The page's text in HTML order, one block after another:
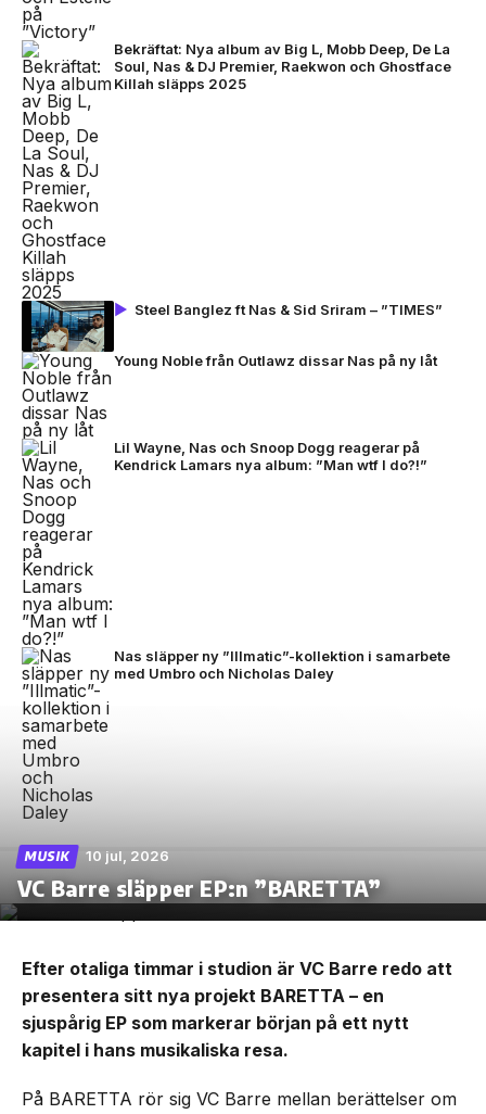
Bekräftat: Nya album av Big L, Mobb Deep, De La
Soul, Nas & DJ Premier, Raekwon och Ghostface
Killah släpps 2025
Steel Banglez ft Nas & Sid Sriram – ”TIMES”
Young Noble från Outlawz dissar Nas på ny låt
Lil Wayne, Nas och Snoop Dogg reagerar på
Kendrick Lamars nya album: ”Man wtf I do?!”
Nas släpper ny ”Illmatic”-kollektion i samarbete
med Umbro och Nicholas Daley
MUSIK 10 jul, 2026
VC Barre släpper EP:n ”BARETTA”
Efter otaliga timmar i studion är VC Barre redo att
presentera sitt nya projekt BARETTA – en
sjuspårig EP som markerar början på ett nytt
kapitel i hans musikaliska resa.
På BARETTA rör sig VC Barre mellan berättelser om